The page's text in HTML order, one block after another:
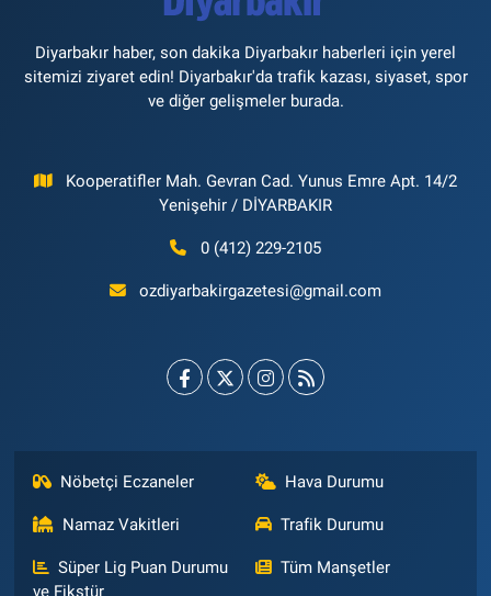
Diyarbakır haber, son dakika Diyarbakır haberleri için yerel
sitemizi ziyaret edin! Diyarbakır'da trafik kazası, siyaset, spor
ve diğer gelişmeler burada.
Kooperatifler Mah. Gevran Cad. Yunus Emre Apt. 14/2
Yenişehir / DİYARBAKIR
0 (412) 229-2105
ozdiyarbakirgazetesi@gmail.com
Nöbetçi Eczaneler Hava Durumu
Namaz Vakitleri Trafik Durumu
Süper Lig Puan Durumu
ve Fikstür
Tüm Manşetler